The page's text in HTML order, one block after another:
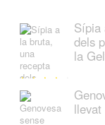
Sípia
dels
la